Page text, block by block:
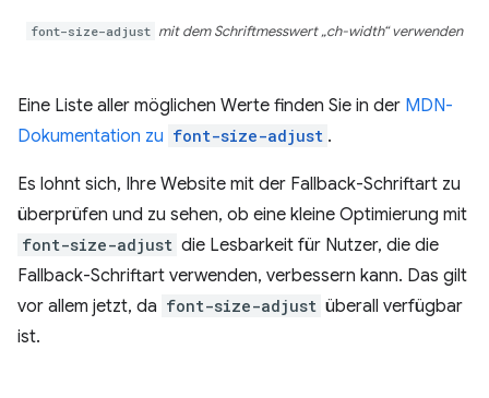
font-size-adjust mit dem Schriftmesswert „ch-width“ verwenden
Eine Liste aller möglichen Werte finden Sie in der MDN-
Dokumentation zu font-size-adjust .
Es lohnt sich, Ihre Website mit der Fallback-Schriftart zu
überprüfen und zu sehen, ob eine kleine Optimierung mit
font-size-adjust die Lesbarkeit für Nutzer, die die
Fallback-Schriftart verwenden, verbessern kann. Das gilt
vor allem jetzt, da font-size-adjust überall verfügbar
ist.